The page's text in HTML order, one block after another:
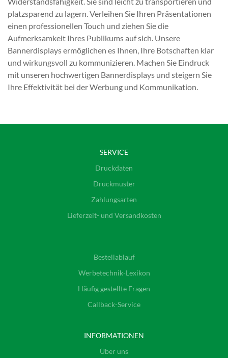
platzsparend zu lagern. Verleihen Sie Ihren Präsentationen
einen professionellen Touch und ziehen Sie die
Aufmerksamkeit Ihres Publikums auf sich. Unsere
Bannerdisplays ermöglichen es Ihnen, Ihre Botschaften klar
und wirkungsvoll zu kommunizieren. Machen Sie Eindruck
mit unseren hochwertigen Bannerdisplays und steigern Sie
Ihre Effektivität bei der Werbung und Kommunikation.
SERVICE
Druckdaten
Druckmuster
Zahlungsarten
Lieferzeit- und Versandkosten
Bestellablauf
Werbetechnik-Lexikon
Häufig gestellte Fragen
Callback-Service
INFORMATIONEN
Über uns